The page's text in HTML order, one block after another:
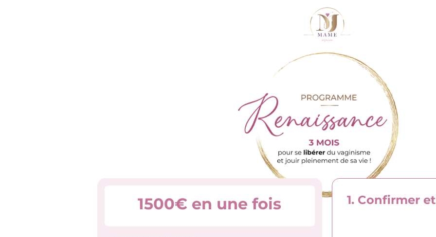
1500€ en une fois 1. Confirmer